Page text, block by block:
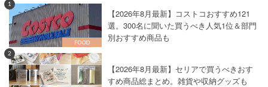
1
【2026年8月最新】コストコおすすめ121
選。300名に聞いた買うべき人気1位＆部門
別おすすめ商品も
2
【2026年8月最新】セリアで買うべきおす
すめ商品総まとめ。雑貨や収納グッズも